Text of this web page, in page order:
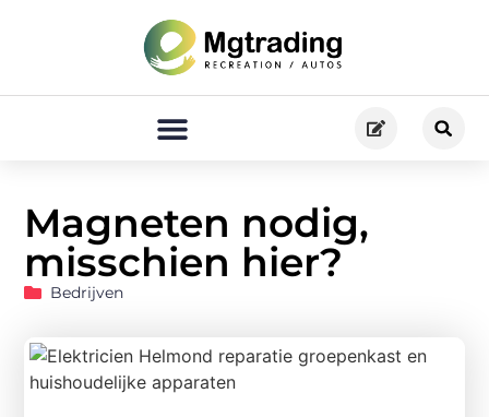
Magneten nodig,
misschien hier?
Bedrijven